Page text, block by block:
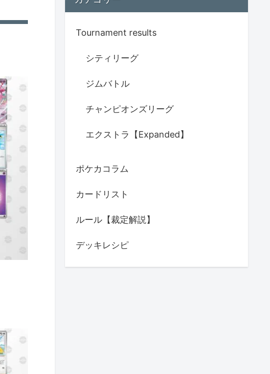
Tournament results
シティリーグ
ジムバトル
チャンピオンズリーグ
エクストラ【Expanded】
ポケカコラム
カードリスト
ルール【裁定解説】
デッキレシピ